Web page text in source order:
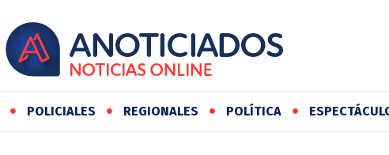
POLICIALES REGIONALES POLÍTICA